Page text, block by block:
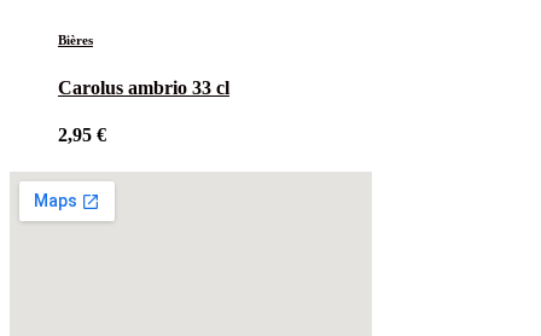
Bières
Carolus ambrio 33 cl
2,95 €